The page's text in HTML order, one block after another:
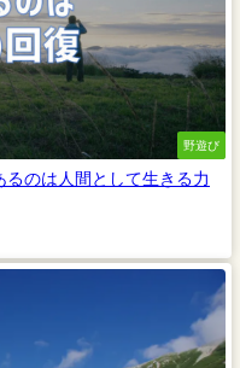
野遊び
のは人間として生きる力